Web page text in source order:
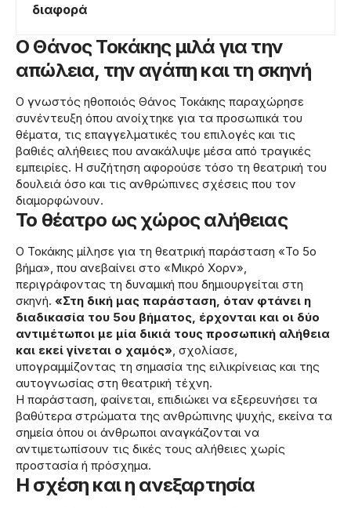
διαφορά
Ο Θάνος Τοκάκης μιλά για την
απώλεια, την αγάπη και τη σκηνή
Ο γνωστός ηθοποιός Θάνος Τοκάκης παραχώρησε
συνέντευξη όπου ανοίχτηκε για τα προσωπικά του
θέματα, τις επαγγελματικές του επιλογές και τις
βαθιές αλήθειες που ανακάλυψε μέσα από τραγικές
εμπειρίες. Η συζήτηση αφορούσε τόσο τη θεατρική του
δουλειά όσο και τις ανθρώπινες σχέσεις που τον
διαμορφώνουν.
Το θέατρο ως χώρος αλήθειας
Ο Τοκάκης μίλησε για τη θεατρική παράσταση «Το 5ο
βήμα», που ανεβαίνει στο «Μικρό Χορν»,
περιγράφοντας τη δυναμική που δημιουργείται στη
σκηνή. «Στη δική μας παράσταση, όταν φτάνει η
διαδικασία του 5ου βήματος, έρχονται και οι δύο
αντιμέτωποι με μία δικιά τους προσωπική αλήθεια
και εκεί γίνεται ο χαμός», σχολίασε,
υπογραμμίζοντας τη σημασία της ειλικρίνειας και της
αυτογνωσίας στη θεατρική τέχνη.
Η παράσταση, φαίνεται, επιδιώκει να εξερευνήσει τα
βαθύτερα στρώματα της ανθρώπινης ψυχής, εκείνα τα
σημεία όπου οι άνθρωποι αναγκάζονται να
αντιμετωπίσουν τις δικές τους αλήθειες χωρίς
προστασία ή πρόσχημα.
Η σχέση και η ανεξαρτησία